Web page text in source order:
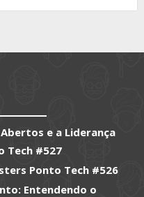
e a Liderança
Tech #527
Ponto Tech #526
Entendendo o